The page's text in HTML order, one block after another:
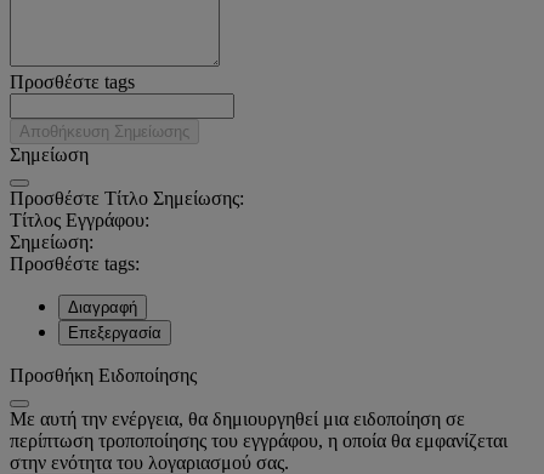
Προσθέστε tags
Αποθήκευση Σημείωσης
Σημείωση
Προσθέστε Τίτλο Σημείωσης:
Τίτλος Εγγράφου:
Σημείωση:
Προσθέστε tags:
Διαγραφή
Επεξεργασία
Προσθήκη Ειδοποίησης
Με αυτή την ενέργεια, θα δημιουργηθεί μια ειδοποίηση σε
περίπτωση τροποποίησης του εγγράφου, η οποία θα εμφανίζεται
στην ενότητα του λογαριασμού σας.